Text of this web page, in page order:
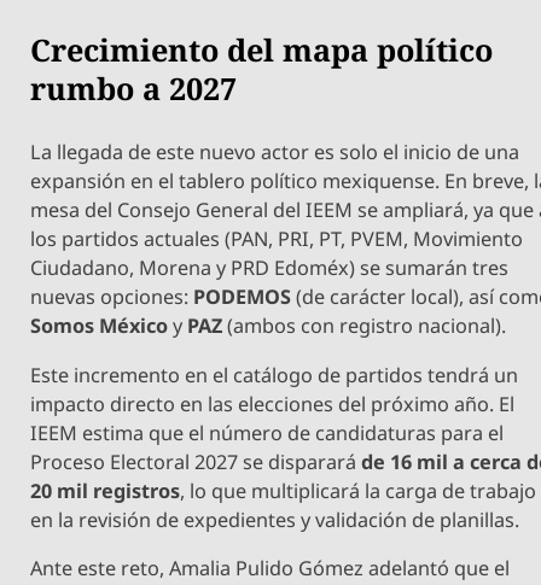
Crecimiento del mapa político
rumbo a 2027
La llegada de este nuevo actor es solo el inicio de una
expansión en el tablero político mexiquense. En breve,
mesa del Consejo General del IEEM se ampliará, ya que
los partidos actuales (PAN, PRI, PT, PVEM, Movimiento
Ciudadano, Morena y PRD Edoméx) se sumarán tres
nuevas opciones: PODEMOS(de carácter local), así
Somos Méxicoy PAZ(ambos con registro nacional).
Este incremento en el catálogo de partidos tendrá un
impacto directo en las elecciones del próximo año. El
IEEM estima que el número de candidaturas para el
Proceso Electoral 2027 se dispararáde 16 mil a cerca
20 mil registros, lo que multiplicará la carga de trabajo
en la revisión de expedientes y validación de planillas.
Ante este reto, Amalia Pulido Gómez adelantó que el